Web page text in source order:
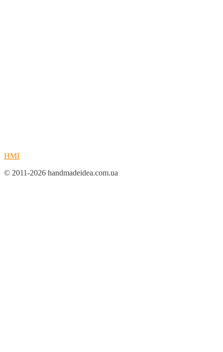
HMI
© 2011-2026 handmadeidea.com.ua